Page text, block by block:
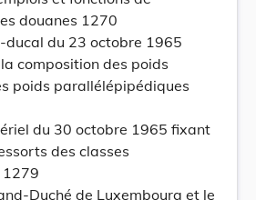
douanes 1270
ducal du 23 octobre 1965
composition des poids
poids parallélépipédiques
du 30 octobre 1965 fixant
des classes
1279
Duché de Luxembourg et le